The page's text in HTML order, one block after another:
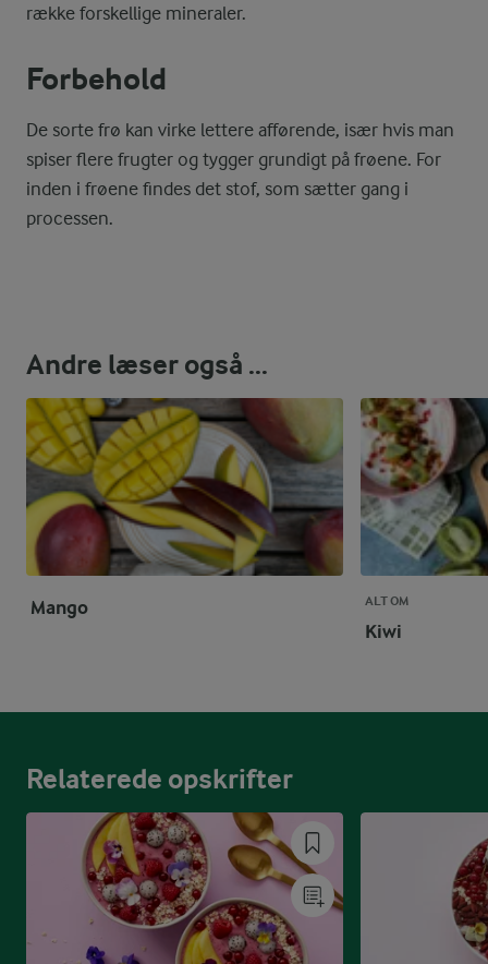
række forskellige mineraler.
Forbehold
De sorte frø kan virke lettere afførende, især hvis man
spiser flere frugter og tygger grundigt på frøene. For
inden i frøene findes det stof, som sætter gang i
processen.
Andre læser også ...
Mango ALT OM
Kiwi
Relaterede opskrifter